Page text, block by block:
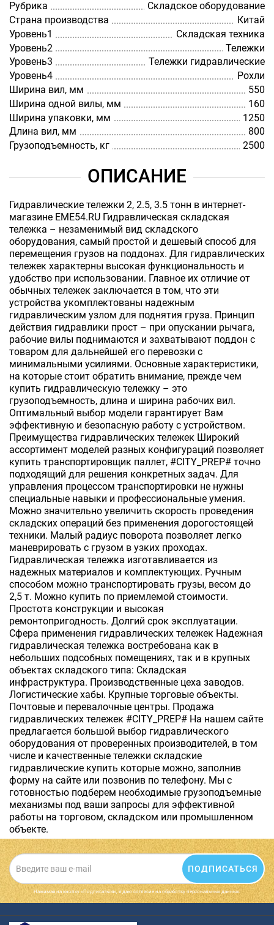
Рубрика
Складское оборудование
Страна производства
Китай
Уровень1
Складская техника
Уровень2
Тележки
Уровень3
Тележки гидравлические
Уровень4
Рохли
Ширина вил, мм
550
Ширина одной вилы, мм
160
Ширина упаковки, мм
1250
Длина вил, мм
800
Грузоподъемность, кг
2500
ОПИСАНИЕ
Гидравлические тележки 2, 2.5, 3.5 тонн в интернет-
магазине EME54.RU Гидравлическая складская
тележка – незаменимый вид складского
оборудования, самый простой и дешевый способ для
перемещения грузов на поддонах. Для гидравлических
тележек характерны высокая функциональность и
удобство при использовании. Главное их отличие от
обычных тележек заключается в том, что эти
устройства укомплектованы надежным
гидравлическим узлом для поднятия груза. Принцип
действия гидравлики прост – при опускании рычага,
рабочие вилы поднимаются и захватывают поддон с
товаром для дальнейшей его перевозки с
минимальными усилиями. Основные характеристики,
на которые стоит обратить внимание, прежде чем
купить гидравлическую тележку – это
грузоподъемность, длина и ширина рабочих вил.
Оптимальный выбор модели гарантирует Вам
эффективную и безопасную работу с устройством.
Преимущества гидравлических тележек Широкий
ассортимент моделей разных конфигураций позволяет
купить транспортировщик паллет, #CITY_PREP# точно
подходящий для решения конкретных задач. Для
управления процессом транспортировки не нужны
специальные навыки и профессиональные умения.
Можно значительно увеличить скорость проведения
складских операций без применения дорогостоящей
техники. Малый радиус поворота позволяет легко
маневрировать с грузом в узких проходах.
Гидравлическая тележка изготавливается из
надежных материалов и комплектующих. Ручным
способом можно транспортировать грузы, весом до
2,5 т. Можно купить по приемлемой стоимости.
Простота конструкции и высокая
ремонтопригодность. Долгий срок эксплуатации.
Сфера применения гидравлических тележек Надежная
гидравлическая тележка востребована как в
небольших подсобных помещениях, так и в крупных
объектах складского типа: Складская
инфраструктура. Производственные цеха заводов.
Логистические хабы. Крупные торговые объекты.
Почтовые и перевалочные центры. Продажа
гидравлических тележек #CITY_PREP# На нашем сайте
предлагается большой выбор гидравлического
оборудования от проверенных производителей, в том
числе и качественные тележки складские
гидравлические купить которые можно, заполнив
форму на сайте или позвонив по телефону. Мы с
готовностью подберем необходимые грузоподъемные
механизмы под ваши запросы для эффективной
работы на торговом, складском или промышленном
объекте.
ПОДПИСАТЬСЯ
Нажимая на кнопку «Подписаться», я даю cогласие на обработку персональных данных.